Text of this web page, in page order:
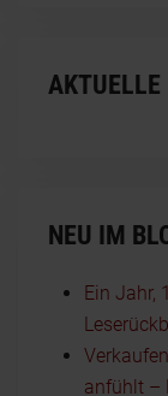
AKTUELLE
NEU IM
Ein Jahr,
anfühlt –